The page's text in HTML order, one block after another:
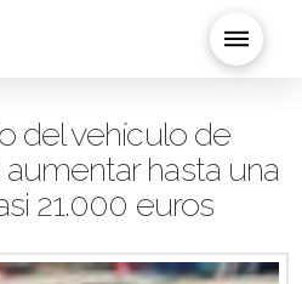
del vehículo de
hasta una
21.000 euros